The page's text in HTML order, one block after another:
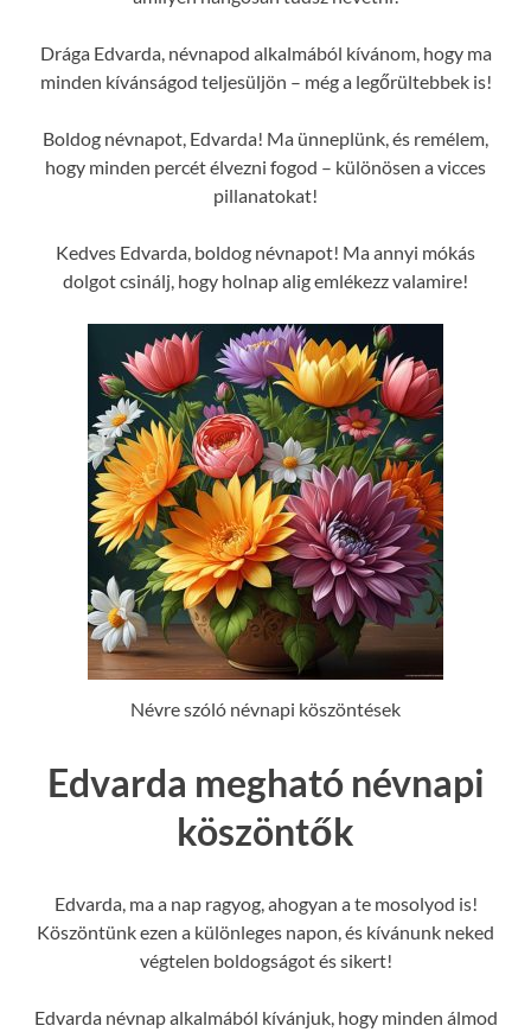
Drága Edvarda, névnapod alkalmából kívánom, hogy ma
minden kívánságod teljesüljön – még a legőrültebbek is!
Boldog névnapot, Edvarda! Ma ünneplünk, és remélem,
hogy minden percét élvezni fogod – különösen a vicces
pillanatokat!
Kedves Edvarda, boldog névnapot! Ma annyi mókás
dolgot csinálj, hogy holnap alig emlékezz valamire!
Névre szóló névnapi köszöntések
Edvarda megható névnapi
köszöntők
Edvarda, ma a nap ragyog, ahogyan a te mosolyod is!
Köszöntünk ezen a különleges napon, és kívánunk neked
végtelen boldogságot és sikert!
Edvarda névnap alkalmából kívánjuk, hogy minden álmod